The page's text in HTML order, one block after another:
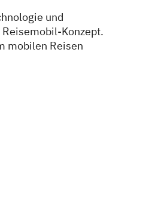
und
Konzept.
mobilen Reisen